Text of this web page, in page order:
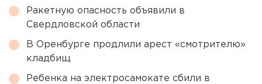
Ракетную опасность объявили в
Свердловской области
В Оренбурге продлили арест «смотрителю»
кладбищ
Ребенка на электросамокате сбили в